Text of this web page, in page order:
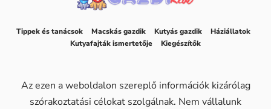
Tippek és tanácsok Macskás gazdik Kutyás gazdik
Háziállatok
Kutyafajták ismertetője
Kiegészítők
Az ezen a weboldalon szereplő információk kizárólag
szórakoztatási célokat szolgálnak. Nem vállalunk